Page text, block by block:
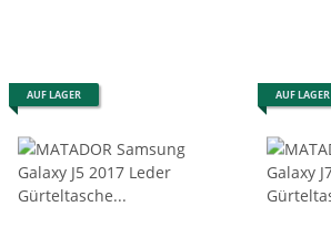
AUF LAGER AUF LAGER